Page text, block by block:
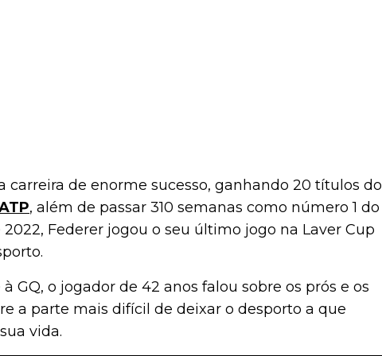
carreira de enorme sucesso, ganhando 20 títulos do
, além de passar 310 semanas como número 1 do
Federer jogou o seu último jogo na Laver Cup
GQ, o jogador de 42 anos falou sobre os prós e os
a parte mais difícil de deixar o desporto a que
vida.